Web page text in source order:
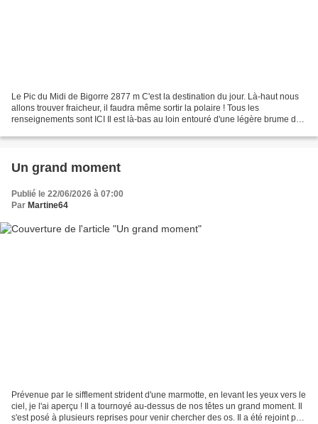
Le Pic du Midi de Bigorre 2877 m C'est la destination du jour. Là-haut nous
allons trouver fraicheur, il faudra même sortir la polaire ! Tous les
renseignements sont ICI Il est là-bas au loin entouré d'une légère brume de
Un grand moment
Publié le 22/06/2026 à 07:00
Par Martine64
Prévenue par le sifflement strident d'une marmotte, en levant les yeux vers le
ciel, je l'ai aperçu ! Il a tournoyé au-dessus de nos têtes un grand moment. Il
s'est posé à plusieurs reprises pour venir chercher des os. Il a été rejoint par